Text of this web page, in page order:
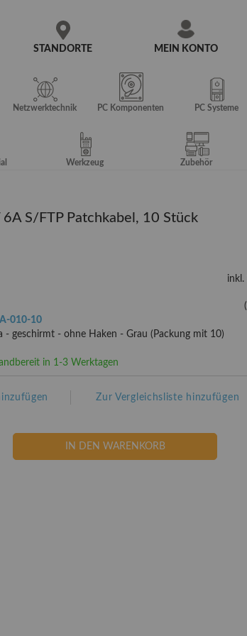
MEIN KONTO
STANDORTE
Netzwerktechnik PC Komponenten PC Systeme
Werkzeug Zubehör
6A S/FTP Patchkabel, 10 Stück
inkl.
(
010-10
- geschirmt - ohne Haken - Grau (Packung mit 10)
in 1-3 Werktagen
IN DEN WARENKORB
Zur Vergleichsliste hinzufügen